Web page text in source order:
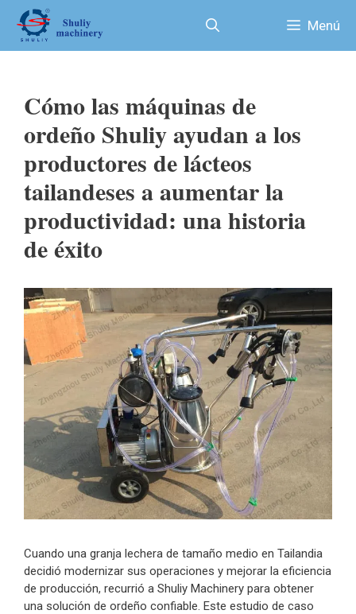
Saltar
contenido
Menú
Cómo las máquinas de
ordeño Shuliy ayudan a los
productores de lácteos
tailandeses a aumentar la
productividad: una historia
de éxito
Cuando una granja lechera de tamaño medio en Tailandia
decidió modernizar sus operaciones y mejorar la eficiencia
de producción, recurrió a Shuliy Machinery para obtener
una solución de ordeño confiable. Este estudio de caso